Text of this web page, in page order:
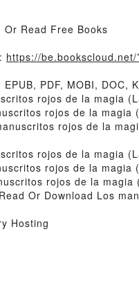
Or Read Free Books
https://
PDF, MOBI, DOC,
rojos de la magia
rojos de la magia
rojos de la
rojos de la magia
rojos de la magia
rojos de la
Or Download Los
Hosting